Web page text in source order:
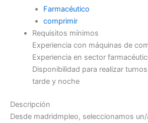
Farmacéutico
comprimir
Requisitos mínimos
Experiencia con máquinas de
Experiencia en sector
Disponibilidad para realizar
tarde y noche
Descripción
Desde madridmpleo, seleccionamos